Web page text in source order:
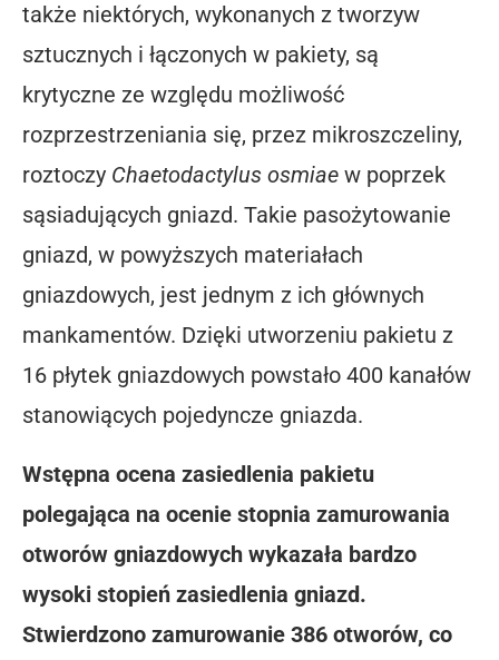
także niektórych, wykonanych z tworzyw
sztucznych i łączonych w pakiety, są
krytyczne ze względu możliwość
rozprzestrzeniania się, przez mikroszczeliny,
roztoczy Chaetodactylus osmiae w poprzek
sąsiadujących gniazd. Takie pasożytowanie
gniazd, w powyższych materiałach
gniazdowych, jest jednym z ich głównych
mankamentów. Dzięki utworzeniu pakietu z
16 płytek gniazdowych powstało 400 kanałów
stanowiących pojedyncze gniazda.
Wstępna ocena zasiedlenia pakietu
polegająca na ocenie stopnia zamurowania
otworów gniazdowych wykazała bardzo
wysoki stopień zasiedlenia gniazd.
Stwierdzono zamurowanie 386 otworów, co